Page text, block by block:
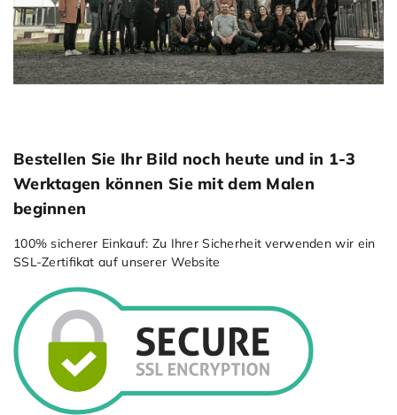
Bestellen Sie Ihr Bild noch heute und in 1-3
Werktagen können Sie mit dem Malen
beginnen
100% sicherer Einkauf: Zu Ihrer Sicherheit verwenden wir ein
SSL-Zertiﬁkat auf unserer Website